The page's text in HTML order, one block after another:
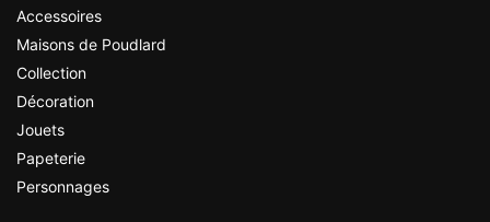
Accessoires
Maisons de Poudlard
Collection
Décoration
Jouets
Papeterie
Personnages